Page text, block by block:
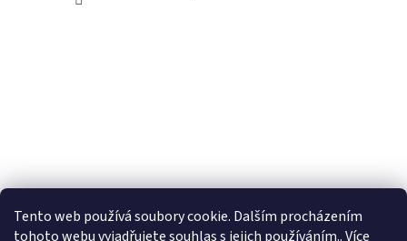
Tento web používá soubory cookie. Dalším procházením
tohoto webu vyjadřujete souhlas s jejich používáním.. Více